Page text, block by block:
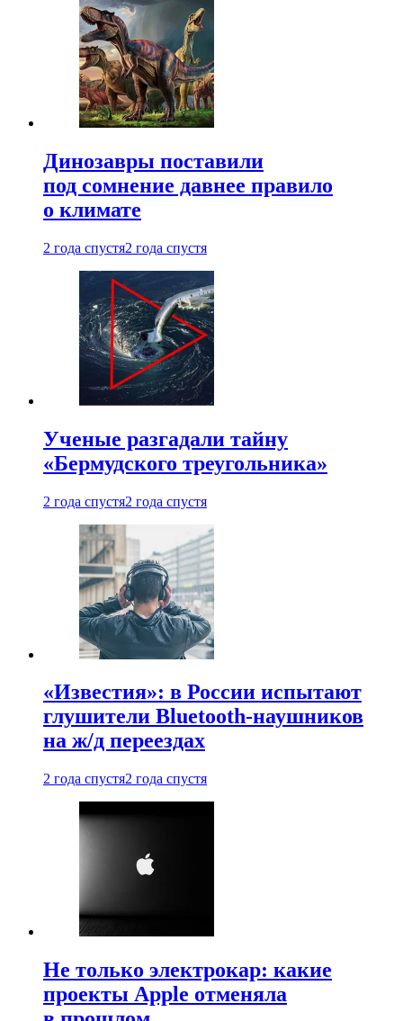
Динозавры поставили
под сомнение давнее правило
о климате
2 года спустя2 года спустя
Ученые разгадали тайну
«Бермудского треугольника»
2 года спустя2 года спустя
«Известия»: в России испытают
глушители Bluetooth-наушников
на ж/д переездах
2 года спустя2 года спустя
Не только электрокар: какие
проекты Apple отменяла